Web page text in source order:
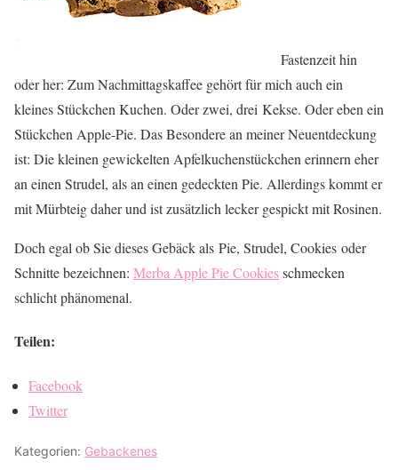
Fastenzeit hin
oder her: Zum Nachmittagskaffee gehört für mich auch ein
kleines Stückchen Kuchen. Oder zwei, drei Kekse. Oder eben ein
Stückchen Apple-Pie. Das Besondere an meiner Neuentdeckung
ist: Die kleinen gewickelten Apfelkuchenstückchen erinnern eher
an einen Strudel, als an einen gedeckten Pie. Allerdings kommt er
mit Mürbteig daher und ist zusätzlich lecker gespickt mit Rosinen.
Doch egal ob Sie dieses Gebäck als Pie, Strudel, Cookies oder
Schnitte bezeichnen: Merba Apple Pie Cookiesschmecken
schlicht phänomenal.
Teilen:
Facebook
Twitter
Kategorien: Gebackenes